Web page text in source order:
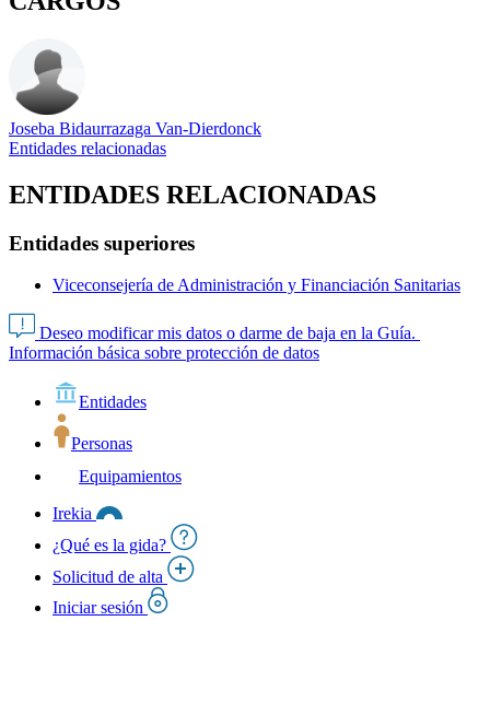
Joseba Bidaurrazaga Van-Dierdonck
Entidades relacionadas
ENTIDADES RELACIONADAS
Entidades superiores
Viceconsejería de Administración y Financiación Sanitarias
Deseo modificar mis datos o darme de baja en la Guía.
Información básica sobre protección de datos
Entidades
Personas
Equipamientos
Irekia
¿Qué es la gida?
Solicitud de alta
Iniciar sesión